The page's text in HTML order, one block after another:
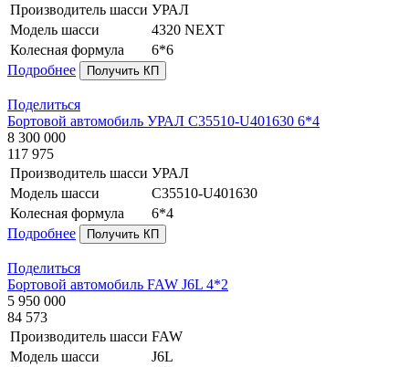
Производитель шасси УРАЛ
Модель шасси
4320 NEXT
Колесная формула
6*6
Подробнее
Получить КП
Поделиться
Бортовой автомобиль УРАЛ C35510-U401630 6*4
8 300 000
117 975
Производитель шасси УРАЛ
Модель шасси
C35510-U401630
Колесная формула
6*4
Подробнее
Получить КП
Поделиться
Бортовой автомобиль FAW J6L 4*2
5 950 000
84 573
Производитель шасси FAW
Модель шасси
J6L